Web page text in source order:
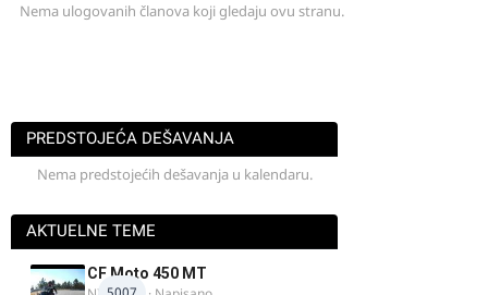
Nema ulogovanih članova koji gledaju ovu stranu.
PREDSTOJEĆA DEŠAVANJA
Nema predstojećih dešavanja u kalendaru.
AKTUELNE TEME
CF Moto 450 MT